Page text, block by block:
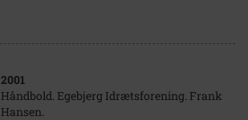
2001
Håndbold. Egebjerg Idrætsforening. Frank
Hansen.